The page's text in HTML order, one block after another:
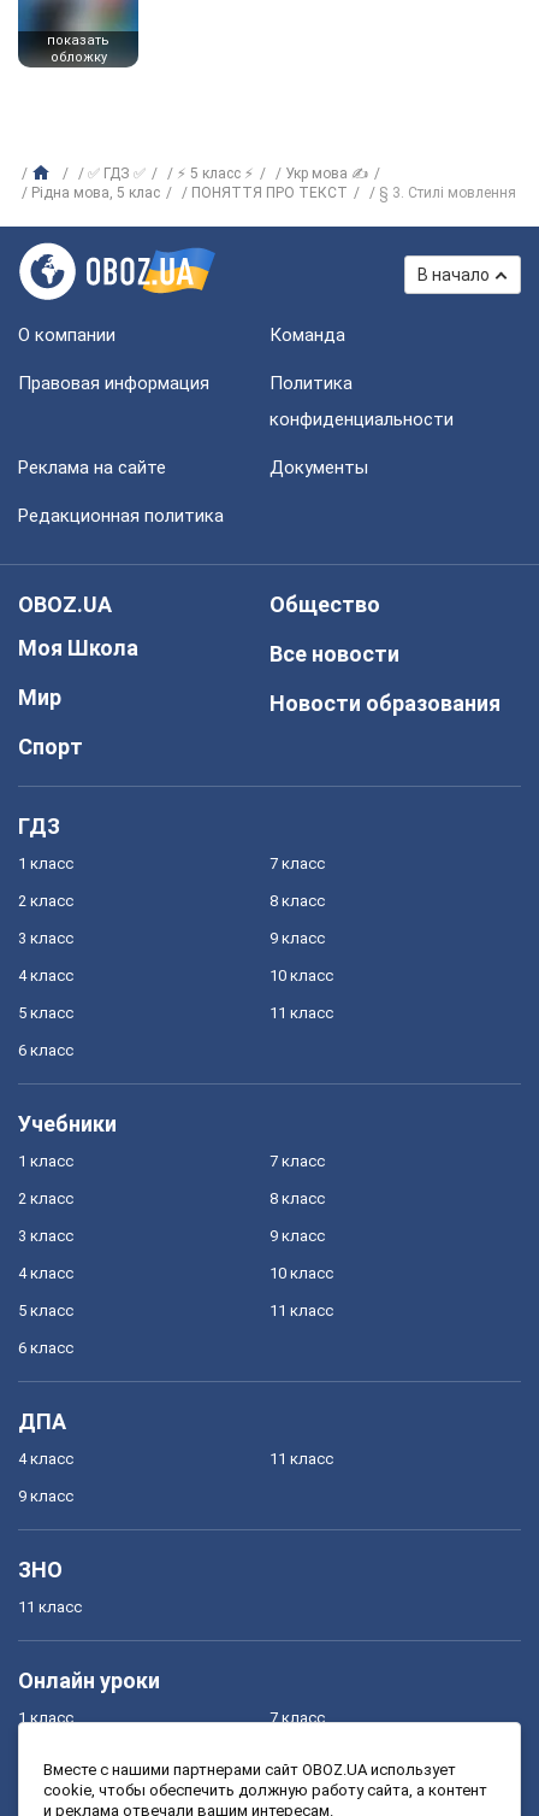
показать
обложку
✅ ГДЗ ✅ ⚡ 5 класс ⚡
Укр мова ✍
Рiдна мова, 5 клас
ПОНЯТТЯ ПРО ТЕКСТ § 3. Стилі мовлення
В начало
О компании Команда
Правовая информация
Политика
конфиденциальности
Реклама на сайте Документы
Редакционная политика
OBOZ.UA
Моя Школа
Мир
Спорт
Общество
Все новости
Новости образования
ГДЗ
1 класс
2 класс
3 класс
4 класс
5 класс
6 класс
7 класс
8 класс
9 класс
10 класс
11 класс
Учебники
1 класс
2 класс
3 класс
4 класс
5 класс
6 класс
7 класс
8 класс
9 класс
10 класс
11 класс
ДПА
4 класс
9 класс
11 класс
ЗНО
11 класс
Онлайн уроки
1 класс
3 класс
7 класс
9 класс
Вместе с нашими партнерами сайт OBOZ.UA использует
cookie, чтобы обеспечить должную работу сайта, а контент
и реклама отвечали вашим интересам.